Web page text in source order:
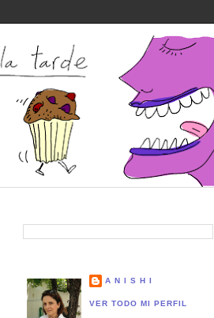
A N I S H I
VER TODO MI PERFIL